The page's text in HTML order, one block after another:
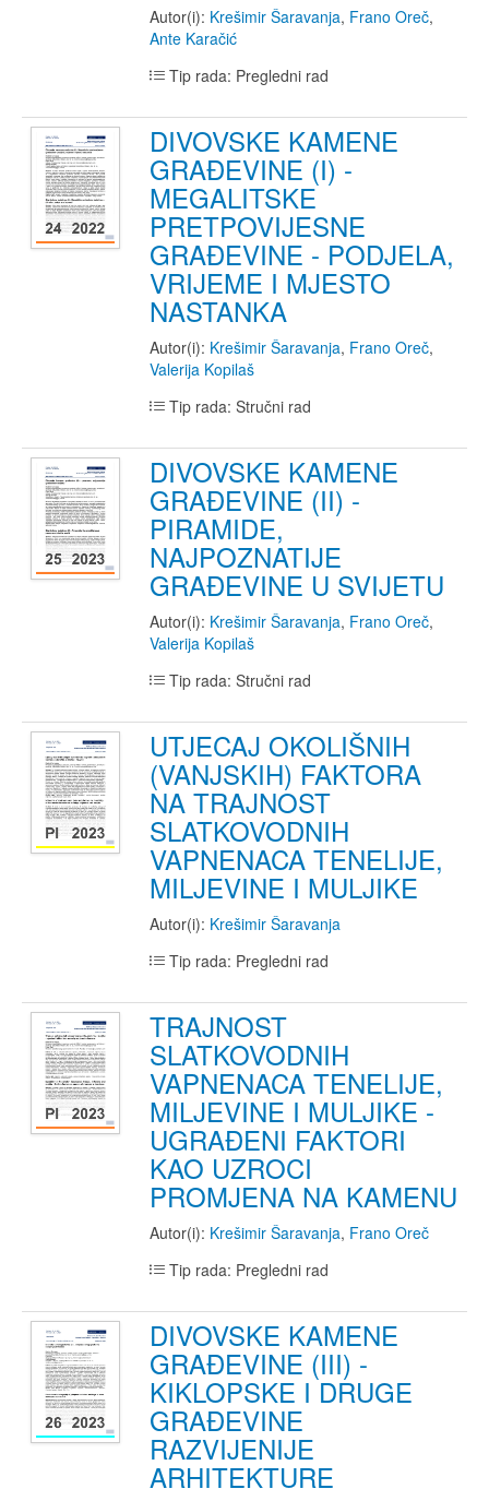
Autor(i): Krešimir Šaravanja, Frano Oreč,
Ante Karačić
Tip rada: Pregledni rad
DIVOVSKE KAMENE
GRAĐEVINE (I) -
MEGALITSKE
PRETPOVIJESNE
GRAĐEVINE - PODJELA,
VRIJEME I MJESTO
NASTANKA
Autor(i): Krešimir Šaravanja, Frano Oreč,
Valerija Kopilaš
Tip rada: Stručni rad
DIVOVSKE KAMENE
GRAĐEVINE (II) -
PIRAMIDE,
NAJPOZNATIJE
GRAĐEVINE U SVIJETU
Autor(i): Krešimir Šaravanja, Frano Oreč,
Valerija Kopilaš
Tip rada: Stručni rad
UTJECAJ OKOLIŠNIH
(VANJSKIH) FAKTORA
NA TRAJNOST
SLATKOVODNIH
VAPNENACA TENELIJE,
MILJEVINE I MULJIKE
Autor(i): Krešimir Šaravanja
Tip rada: Pregledni rad
TRAJNOST
SLATKOVODNIH
VAPNENACA TENELIJE,
MILJEVINE I MULJIKE -
UGRAĐENI FAKTORI
KAO UZROCI
PROMJENA NA KAMENU
Autor(i): Krešimir Šaravanja, Frano Oreč
Tip rada: Pregledni rad
DIVOVSKE KAMENE
GRAĐEVINE (III) -
KIKLOPSKE I DRUGE
GRAĐEVINE
RAZVIJENIJE
ARHITEKTURE